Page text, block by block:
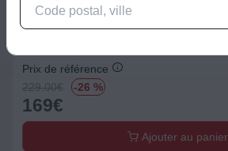
Plaque de cuisson induction
Plaque induction ESSENTIELB ETI42
Prix de référence
229.00€ -26 %
169€
Ajouter au panier